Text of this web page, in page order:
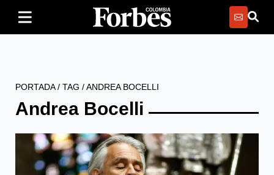
PORTADA/ TAG /ANDREA BOCELLI
Andrea Bocelli